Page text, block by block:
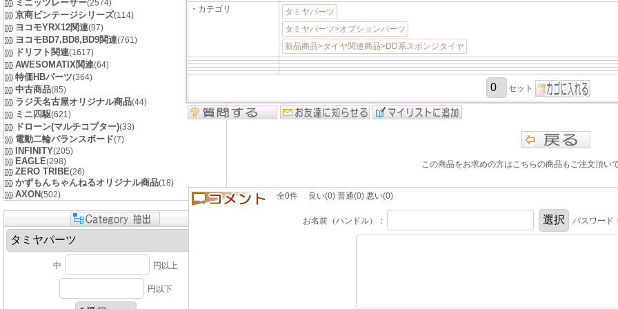
ミニッツレーサー(2574)
京商ビンテージシリーズ(114)
ヨコモYRX12関連(97)
ヨコモBD7,BD8,BD9関連(761)
ドリフト関連(1617)
AWESOMATIX関連(64)
特価HBパーツ(364)
中古商品(85)
ラジ天名古屋オリジナル商品(44)
ミニ四駆(621)
ドローン(マルチコプター)(33)
電動二輪バランスボード(7)
INFINITY(205)
EAGLE(298)
ZERO TRIBE(26)
かずもんちゃんねるオリジナル商品(18)
AXON(502)
中 円以上
円以下
・カテゴリ
タミヤパーツ
タミヤパーツ>オプションパーツ
新品商品>タイヤ関連商品>DD系スポンジタイヤ
セット
この商品をお求めの方はこちらの商品もご注文頂い
全0件 良い(0) 普通(0) 悪い(0)
お名前（ハンドル）： パスワード：